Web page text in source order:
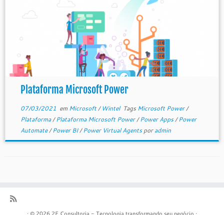
Plataforma Microsoft Power
07/03/2021 em Microsoft/ Wintel Tags Microsoft Power/
Plataforma/Plataforma Microsoft Power/Power Apps/Power
Automate/Power BI/Power Virtual Agentsporadmin